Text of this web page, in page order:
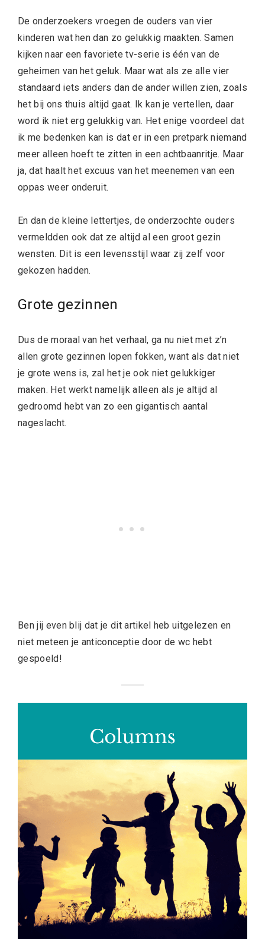
De onderzoekers vroegen de ouders van vier
kinderen wat hen dan zo gelukkig maakten. Samen
kijken naar een favoriete tv-serie is één van de
geheimen van het geluk. Maar wat als ze alle vier
standaard iets anders dan de ander willen zien, zoals
het bij ons thuis altijd gaat. Ik kan je vertellen, daar
word ik niet erg gelukkig van. Het enige voordeel dat
ik me bedenken kan is dat er in een pretpark niemand
meer alleen hoeft te zitten in een achtbaanritje. Maar
ja, dat haalt het excuus van het meenemen van een
oppas weer onderuit.
En dan de kleine lettertjes, de onderzochte ouders
vermeldden ook dat ze altijd al een groot gezin
wensten. Dit is een levensstijl waar zij zelf voor
gekozen hadden.
Grote gezinnen
Dus de moraal van het verhaal, ga nu niet met z’n
allen grote gezinnen lopen fokken, want als dat niet
je grote wens is, zal het je ook niet gelukkiger
maken. Het werkt namelijk alleen als je altijd al
gedroomd hebt van zo een gigantisch aantal
nageslacht.
Ben jij even blij dat je dit artikel heb uitgelezen en
niet meteen je anticonceptie door de wc hebt
gespoeld!